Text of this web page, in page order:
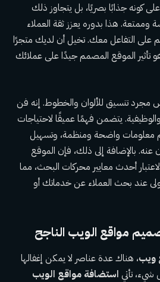
كونه جذابًا بصريًا، بل يتجاوز ذلك
هذا بدوره يعزز ثقة العملاء
على التفاعل معك. تخيل أن لديك متجرًا
تأثير الموقع المصمم جيدًا على عملائك
مجرد تنسيق للألوان والخطوط. إنه فن
يتضمن فهمًا عميقًا لاحتياجات
معلومات واضحة ومنظمة، وتسهيل
عنه. بالإضافة إلى ذلك، فإن الموقع
أحدث معايير محركات البحث، مما
عند بحث العملاء عن خدماتك أو
مواقع الويب الناجح
ويب، هناك عدة عناصر لا يمكن إغفالها
تأتي استضافة مواقع الويب